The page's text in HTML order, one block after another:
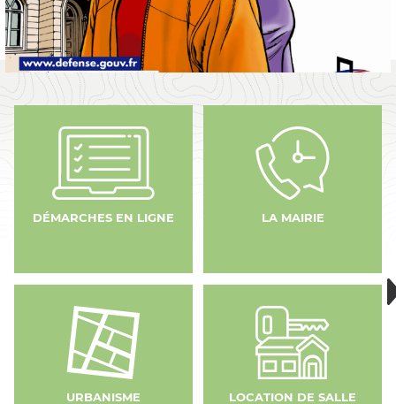
DÉMARCHES EN LIGNE
URBANISME
LA MAIRIE
LOCATION DE SALLE